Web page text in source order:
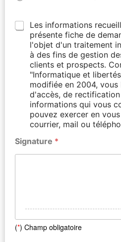
Les informations
présente fiche de
l'objet d'un traitement
à des fins de gestion
clients et prospects.
"Informatique et
modifiée en 2004,
d'accès, de
informations qui vous
pouvez exercer en
courrier, mail ou
Signature *
(*) Champ obligatoire